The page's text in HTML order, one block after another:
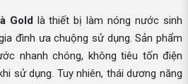
Goldlà thiết bị làm nóng nước sinh
đình ưa chuộng sử dụng. Sản phẩm
nhanh chóng, không tiêu tốn điện
sử dụng. Tuy nhiên, thái dương năng